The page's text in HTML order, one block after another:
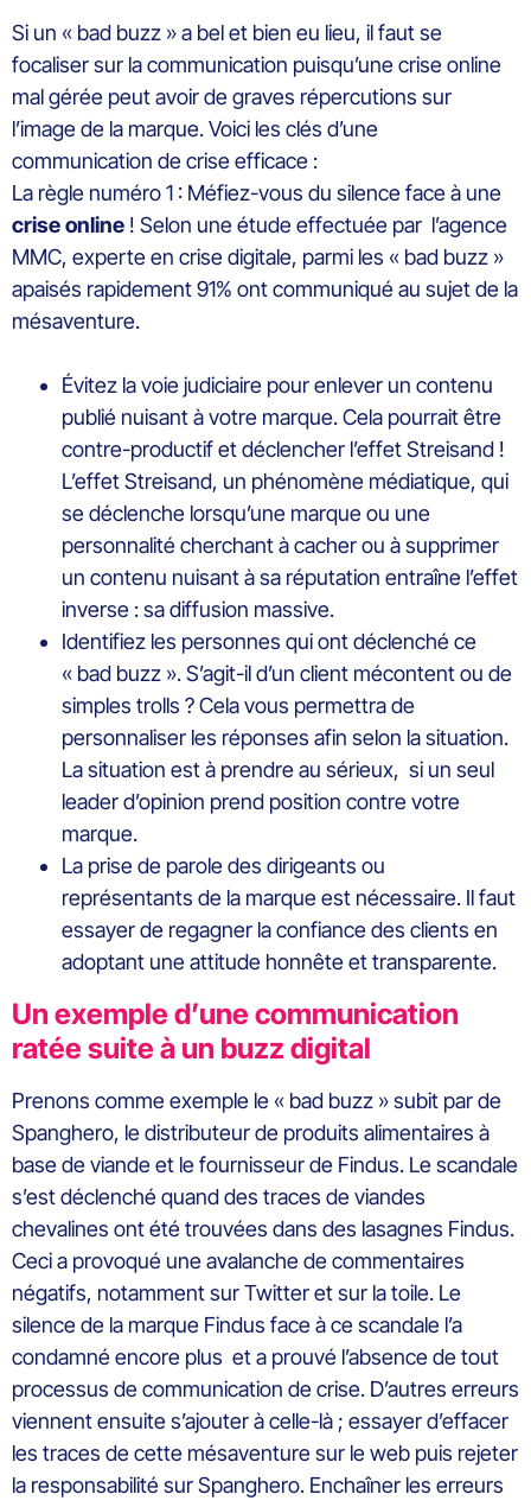
Si un « bad buzz » a bel et bien eu lieu, il faut se
focaliser sur la communication puisqu’une crise online
mal gérée peut avoir de graves répercutions sur
l’image de la marque. Voici les clés d’une
communication de crise efficace :
La règle numéro 1 : Méfiez-vous du silence face à une
crise online ! Selon une étude effectuée par l’agence
MMC, experte en crise digitale, parmi les « bad buzz »
apaisés rapidement 91% ont communiqué au sujet de la
mésaventure.
Évitez la voie judiciaire pour enlever un contenu
publié nuisant à votre marque. Cela pourrait être
contre-productif et déclencher l’effet Streisand !
L’effet Streisand, un phénomène médiatique, qui
se déclenche lorsqu’une marque ou une
personnalité cherchant à cacher ou à supprimer
un contenu nuisant à sa réputation entraîne l’effet
inverse : sa diffusion massive.
Identifiez les personnes qui ont déclenché ce
« bad buzz ». S’agit-il d’un client mécontent ou de
simples trolls ? Cela vous permettra de
personnaliser les réponses afin selon la situation.
La situation est à prendre au sérieux, si un seul
leader d’opinion prend position contre votre
marque.
La prise de parole des dirigeants ou
représentants de la marque est nécessaire. Il faut
essayer de regagner la confiance des clients en
adoptant une attitude honnête et transparente.
Un exemple d’une communication
ratée suite à un buzz digital
Prenons comme exemple le « bad buzz » subit par de
Spanghero, le distributeur de produits alimentaires à
base de viande et le fournisseur de Findus. Le scandale
s’est déclenché quand des traces de viandes
chevalines ont été trouvées dans des lasagnes Findus.
Ceci a provoqué une avalanche de commentaires
négatifs, notamment sur Twitter et sur la toile. Le
silence de la marque Findus face à ce scandale l’a
condamné encore plus et a prouvé l’absence de tout
processus de communication de crise. D’autres erreurs
viennent ensuite s’ajouter à celle-là ; essayer d’effacer
les traces de cette mésaventure sur le web puis rejeter
la responsabilité sur Spanghero. Enchaîner les erreurs